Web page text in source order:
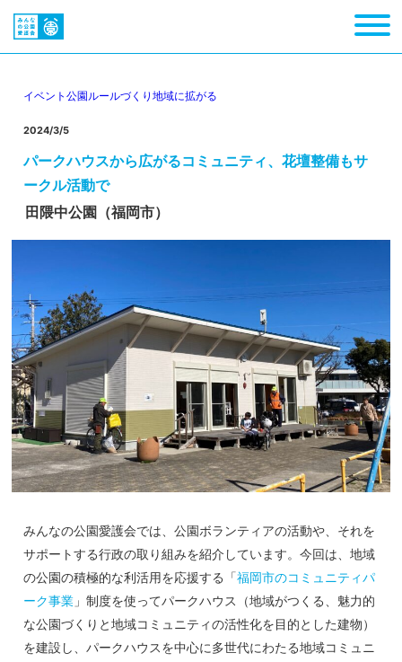
イベント 公園ルールづくり 地域に拡がる
2024/3/5
パークハウスから広がるコミュニティ、花壇整備もサ
ークル活動で
田隈中公園（福岡市）
みんなの公園愛護会では、公園ボランティアの活動や、それを
サポートする行政の取り組みを紹介しています。今回は、地域
の公園の積極的な利活用を応援する「福岡市のコミュニティパ
ーク事業 」制度を使ってパークハウス（地域がつくる、魅力的
な公園づくりと地域コミュニティの活性化を目的とした建物）
を建設し、パークハウスを中心に多世代にわたる地域コミュニ